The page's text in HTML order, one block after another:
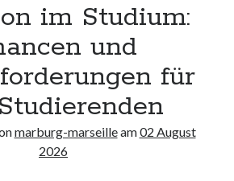
im Studium:
und
für
marburg-marseilleam02 August
2026